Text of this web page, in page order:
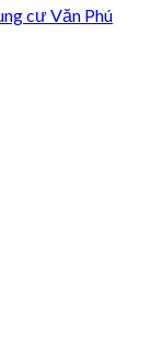
cư Văn Phú